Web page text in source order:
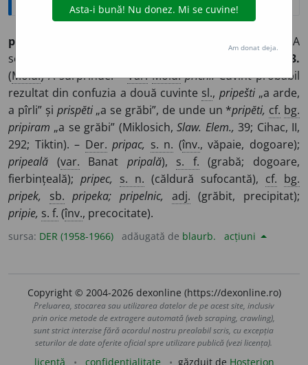
prip
A
se coace, a se încălzi, a (se) pîrli, a (se) pîrpăli. –
3.
(Mold.) A surprinde. –Var. Mold. prichi.Cuvînt probabil
rezultat din confuzia a două cuvinte sl., pripešti„a arde,
a pîrli” și prispĕti„a se grăbi”, de unde un *pripĕti, cf. bg.
pripiram „a se grăbi” (Miklosich,Slaw. Elem., 39; Cihac, II,
292; Tiktin). – Der. pripac, s. n. (înv., văpaie, dogoare);
pripeală (var. Banat pripală), s. f. (grabă; dogoare,
fierbințeală); pripec, s. n. (căldură sufocantă), cf. bg.
pripek,
sb. pripeka; pripelnic, adj. (grăbit, precipitat);
pripie, s. f. (înv., precocitate).
sursa: DER (1958-1966) adăugată de blaurb. acțiuni
Copyright © 2004-2026 dexonline (https://dexonline.ro)
Preluarea, stocarea sau utilizarea datelor de pe acest site, inclusiv
prin orice metode de extragere automată (web scraping, crawling),
sunt strict interzise fără acordul nostru prealabil scris, cu excepția
seturilor de date oferite oficial spre utilizare publică (vezi licența).
licență confidențialitate găzduit de Hosterion
Am donat deja.